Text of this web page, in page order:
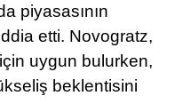
LinkedIn
Telegram
piyasasının
etti. Novogratz,
uygun bulurken,
beklentisini